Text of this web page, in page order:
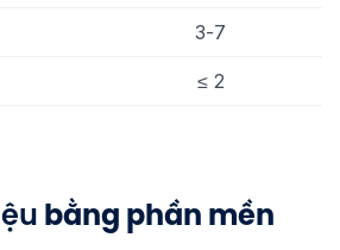
3-7
≤ 2
bằng phần mền